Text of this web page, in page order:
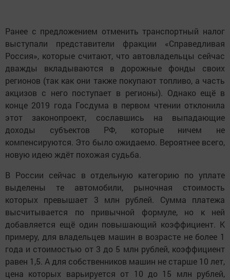
Ранее с предложением отменить транспортный налог
выступали представители фракции «Справедливая
Россия», которые считают, что автовладельцы сейчас
дважды вкладываются в дорожные фонды своих
регионов (так как они также покупают топливо, а часть
акцизов с него поступает в регионы). Однако ещё в
конце 2019 года Госдума в первом чтении отклонила
этот законопроект, сославшись на выпадающие
доходы субъектов РФ, которые ничем не
компенсируются. Это было ожидаемо. Вероятнее всего,
новую идею ждёт похожая судьба.
В России сейчас в отдельную категорию по уплате
выделены те автомобили, рыночная стоимость
которых превышает 3 млн рублей. Сумма платежа
высчитывается по привычной формуле, но к ней
добавляется ещё один повышающий коэффициент. К
примеру, для владельцев машин в возрасте не более 1
года и стоимостью от 3 до 5 млн рублей, коэффициент
равен 1,5. А для собственников машин не старше 10 лет,
цена которых варьируется от 10 до 15 млн рублей,